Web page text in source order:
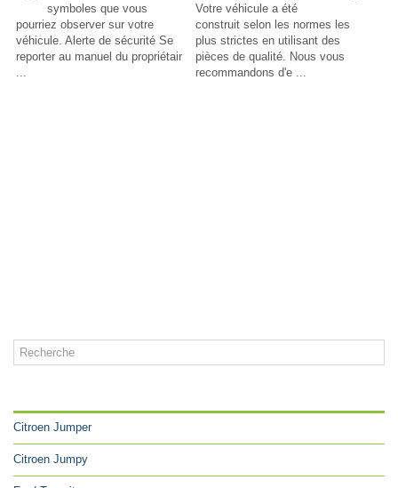
symboles que vous
pourriez observer sur votre
véhicule. Alerte de sécurité Se
reporter au manuel du propriétair
...
Votre véhicule a été
construit selon les normes les
plus strictes en utilisant des
pièces de qualité. Nous vous
recommandons d'e ...
Citroen Jumper
Citroen Jumpy